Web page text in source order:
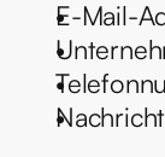
E-Mail-
Nachricht